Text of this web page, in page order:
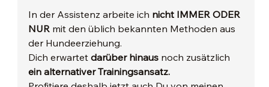
In der Assistenz arbeite ich nicht IMMER ODER
NUR mit den üblich bekannten Methoden aus
der Hundeerziehung.​
Dich erwartet darüber hinaus noch zusätzlich
ein alternativer Trainingsansatz.